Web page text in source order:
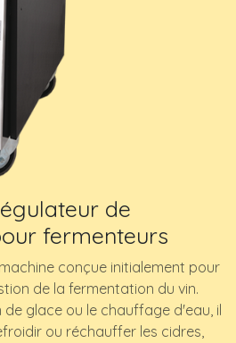
de
fermenteurs
conçue initialement pour
de la fermentation du vin.
glace ou le chauffage d'eau, il
ou réchauffer les cidres,